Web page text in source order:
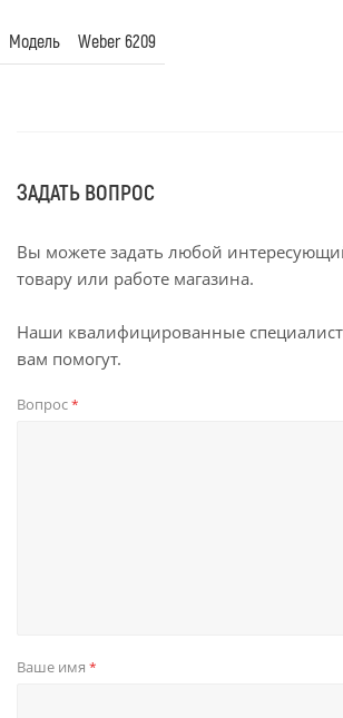
Модель Weber 6209
ЗАДАТЬ ВОПРОС
Вы можете задать любой
товару или работе магазина.
Наши квалифицированные
вам помогут.
Вопрос*
Ваше имя *